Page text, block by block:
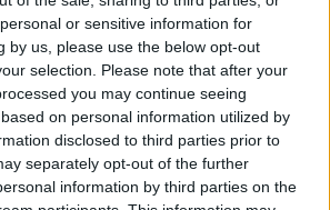
or sensitive information for
by us, please use the below opt-out
selection. Please note that after your
you may continue seeing
on personal information utilized by
disclosed to third parties prior to
separately opt-out of the further
information by third parties on the
atvykimo apribojimus
00:00:47
kovoja su COVID-19 plitimu:
steigiamos karščiavimo klinikos